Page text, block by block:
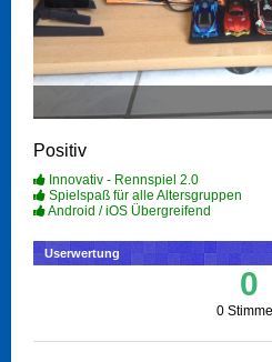
Positiv
Innovativ - Rennspiel 2.0
Spielspaß für alle Altersgruppen
Android / iOS Übergreifend
Userwertung
0
0